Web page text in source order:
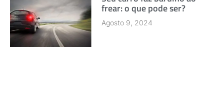
frear: o que pode ser?
Agosto 9, 2024